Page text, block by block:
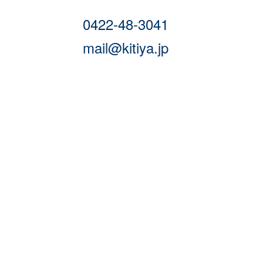
0422-48-3041
mail@kitiya.jp